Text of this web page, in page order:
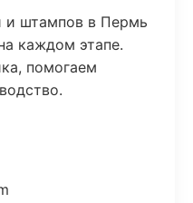
и штампов в Пермь
каждом этапе.
помогаем